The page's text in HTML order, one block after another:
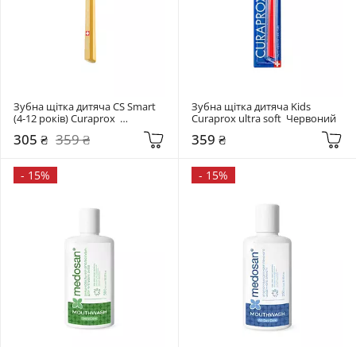
Зубна щітка дитяча CS Smart
(4-12 років) Curaprox
305 ₴ 359 ₴
Зубна щітка дитяча Kids
Curaprox ultra soft  Червоний
359 ₴
- 15% - 15%